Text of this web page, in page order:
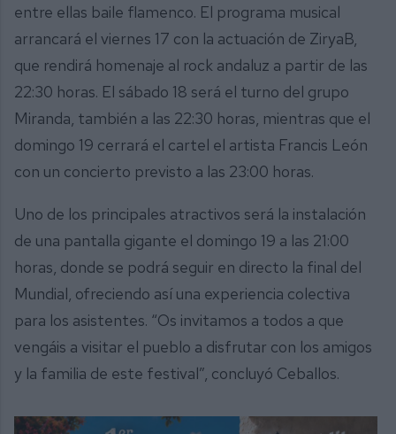
entre ellas baile flamenco. El programa musical
arrancará el viernes 17 con la actuación de ZiryaB,
que rendirá homenaje al rock andaluz a partir de las
22:30 horas. El sábado 18 será el turno del grupo
Miranda, también a las 22:30 horas, mientras que el
domingo 19 cerrará el cartel el artista Francis León
con un concierto previsto a las 23:00 horas.
Uno de los principales atractivos será la instalación
de una pantalla gigante el domingo 19 a las 21:00
horas, donde se podrá seguir en directo la final del
Mundial, ofreciendo así una experiencia colectiva
para los asistentes. “Os invitamos a todos a que
vengáis a visitar el pueblo a disfrutar con los amigos
y la familia de este festival”, concluyó Ceballos.